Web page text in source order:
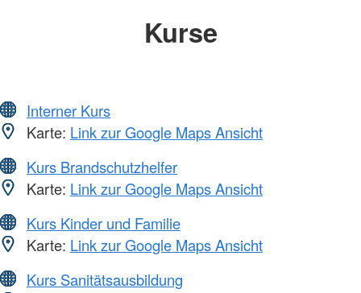
Kurse
Interner Kurs
Karte: Link zur Google Maps Ansicht
Kurs Brandschutzhelfer
Karte: Link zur Google Maps Ansicht
Kurs Kinder und Familie
Karte: Link zur Google Maps Ansicht
Kurs Sanitätsausbildung